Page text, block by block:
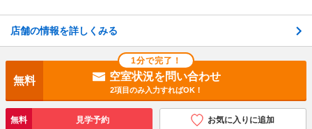
店舗の情報を詳しくみる
1分で完了！
無料 空室状況を問い合わせ
2項目のみ入力すればOK！
無料 見学予約 お気に入りに追加